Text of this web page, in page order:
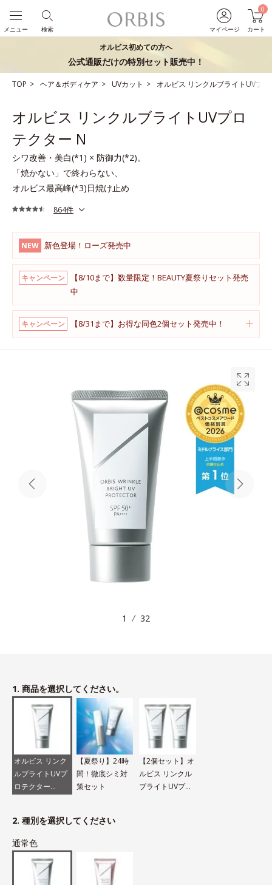
マイページ
0
カート
検索
メニュー
オルビス初めての方へ
公式通販だけの特別セット販売中！
TOP ヘア＆ボディケア UVカット オルビス リンクルブライトUVプ
オルビス リンクルブライトUVプロ
テクター N
シワ改善・美白(*1) × 防御力(*2)。
「焼かない」で終わらない、
オルビス最高峰(*3)日焼け止め
864件
NEW 新色登場！ローズ発売中
キャンペーン
【8/10まで】数量限定！BEAUTY夏祭りセット発売
中
キャンペーン 【8/31まで】お得な同色2個セット発売中！
1 32
1. 商品を選択してください。
オルビス リンク
ルブライトUVプ
ロテクター
【夏祭り】24時
間！徹底シミ対
策セット
【2個セット】オ
ルビス リンクル
ブライトUVプロ
2. 種別を選択してください
通常色